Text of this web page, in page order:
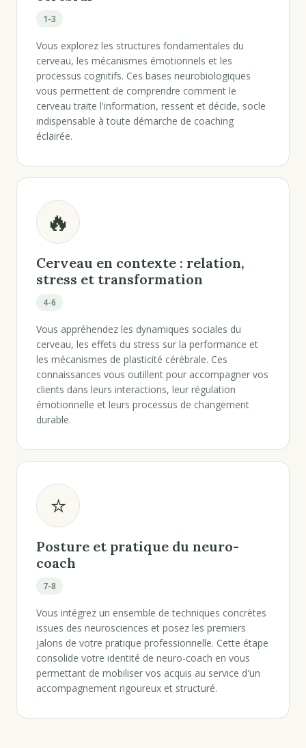
1-3
Vous explorez les structures fondamentales du
cerveau, les mécanismes émotionnels et les
processus cognitifs. Ces bases neurobiologiques
vous permettent de comprendre comment le
cerveau traite l'information, ressent et décide, socle
indispensable à toute démarche de coaching
éclairée.
🔥
Cerveau en contexte : relation,
stress et transformation
4-6
Vous appréhendez les dynamiques sociales du
cerveau, les effets du stress sur la performance et
les mécanismes de plasticité cérébrale. Ces
connaissances vous outillent pour accompagner vos
clients dans leurs interactions, leur régulation
émotionnelle et leurs processus de changement
durable.
⭐
Posture et pratique du neuro-
coach
7-8
Vous intégrez un ensemble de techniques concrètes
issues des neurosciences et posez les premiers
jalons de votre pratique professionnelle. Cette étape
consolide votre identité de neuro-coach en vous
permettant de mobiliser vos acquis au service d'un
accompagnement rigoureux et structuré.